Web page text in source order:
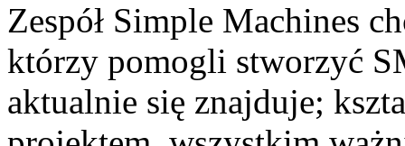
Zespół Simple Machines
którzy pomogli stworzyć
aktualnie się znajduje;